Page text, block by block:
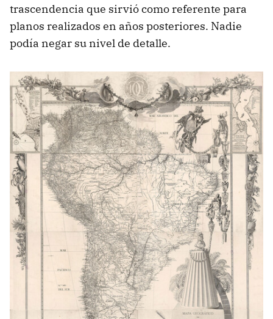
trascendencia que sirvió como referente para
planos realizados en años posteriores. Nadie
podía negar su nivel de detalle.